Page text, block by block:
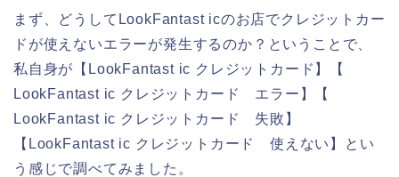
まず、どうしてLookFantast icのお店でクレジットカー
ドが使えないエラーが発生するのか？ということで、
私自身が【LookFantast ic クレジットカード】【
LookFantast ic クレジットカード エラー】【
LookFantast ic クレジットカード 失敗】
【LookFantast ic クレジットカード 使えない】とい
う感じで調べてみました。